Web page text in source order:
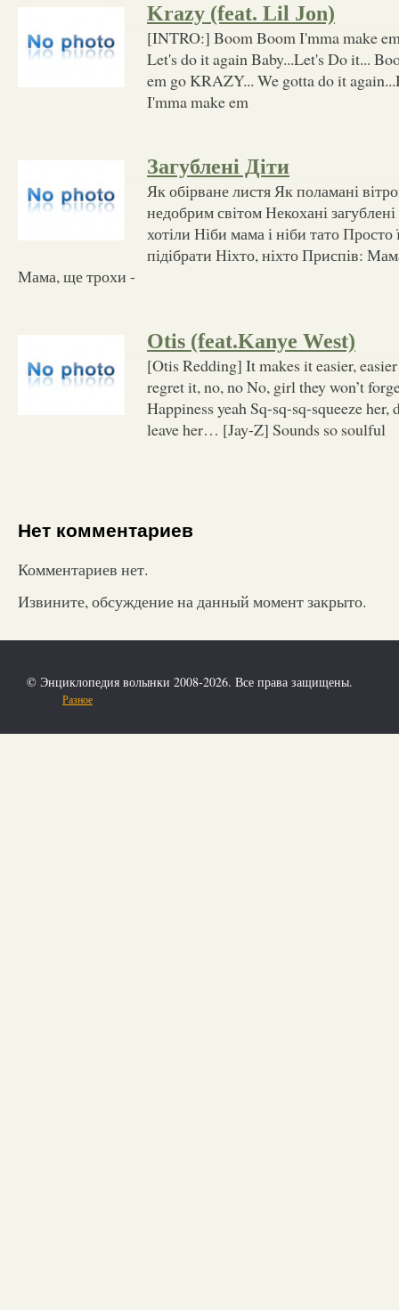
Krazy (feat. Lil Jon)
[INTRO:] Boom Boom I'mma make
Let's do it again Baby...Let's Do it...
em go KRAZY... We gotta do it
I'mma make em
Загублені Діти
Як обірване листя Як поламані
недобрим світом Некохані
хотіли Ніби мама і ніби тато Просто
підібрати Ніхто, ніхто Приспів:
Мама, ще трохи -
Otis (feat.Kanye West)
[Otis Redding] It makes it easier,
regret it, no, no No, girl they won’t
Happiness yeah Sq-sq-sq-squeeze her,
leave her… [Jay-Z] Sounds so soulful
Нет комментариев
Комментариев нет.
Извините, обсуждение на данный момент закрыто.
© Энциклопедия волынки 2008-2026. Все права защищены.
Разное